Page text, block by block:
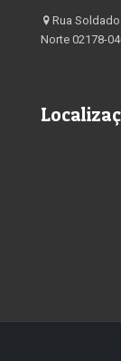
Rua
Norte 02178-